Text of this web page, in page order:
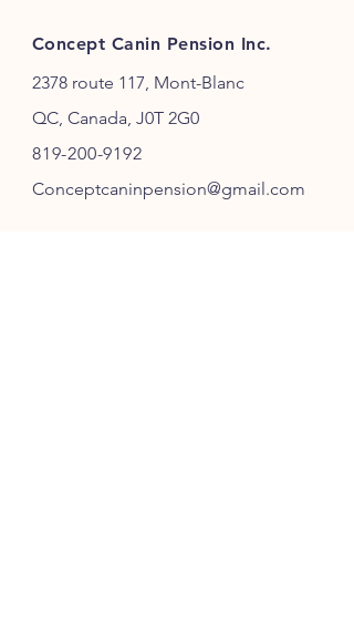
Concept Canin Pension Inc.
2378 route 117, Mont-Blanc
QC, Canada, J0T 2G0
819-200-9192
Conceptcaninpension@gmail.com